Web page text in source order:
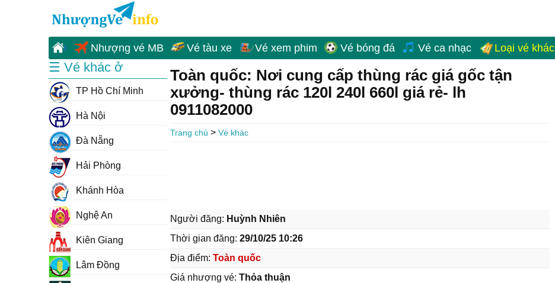
Nhượng vé MB Vé tàu xe Vé xem phim Vé bóng đá Vé ca nhạc Loại vé khác
Toàn quốc: Nơi cung cấp thùng rác giá gốc tận
xưởng- thùng rác 120l 240l 660l giá rẻ- lh
0911082000
Trang chủ > Vé khác
Người đăng: Huỳnh Nhiên
Thời gian đăng: 29/10/25 10:26
Địa điểm: Toàn quốc
Giá nhượng vé: Thỏa thuận
☰ Vé khác ở
TP Hồ Chí Minh
Hà Nội
Đà Nẵng
Hải Phòng
Khánh Hòa
Nghệ An
Kiên Giang
Lâm Đồng